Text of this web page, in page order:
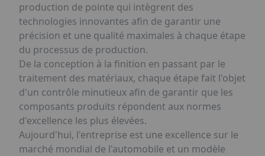
production de pointe qui intègrent des
technologies innovantes afin de garantir une
précision et une qualité maximales à chaque étape
du processus de production.
De la conception à la finition en passant par le
traitement des matériaux, chaque étape fait l'objet
d'un contrôle minutieux afin de garantir que les
composants produits répondent aux normes
d'excellence les plus élevées.
Aujourd'hui, l'entreprise est une excellence sur le
marché mondial de l'automobile et un modèle